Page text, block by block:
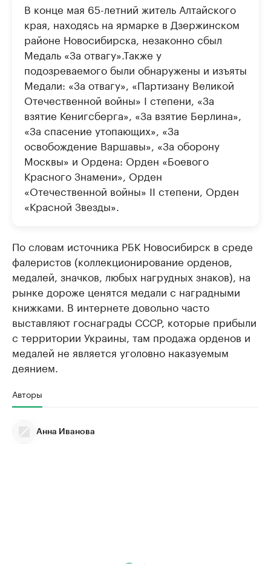
В конце мая 65-летний житель Алтайского
края, находясь на ярмарке в Дзержинском
районе Новосибирска, незаконно сбыл
Медаль «За отвагу».Также у
подозреваемого были обнаружены и изъяты
Медали: «За отвагу», «Партизану Великой
Отечественной войны» I степени, «За
взятие Кенигсберга», «За взятие Берлина»,
«За спасение утопающих», «За
освобождение Варшавы», «За оборону
Москвы» и Ордена: Орден «Боевого
Красного Знамени», Орден
«Отечественной войны» II степени, Орден
«Красной Звезды».
По словам источника РБК Новосибирск в среде
фалеристов (коллекционирование орденов,
медалей, значков, любых нагрудных знаков), на
рынке дороже ценятся медали с наградными
книжками. В интернете довольно часто
выставляют госнаграды СССР, которые прибыли
с территории Украины, там продажа орденов и
медалей не является уголовно наказуемым
деянием.
Авторы
Анна Иванова